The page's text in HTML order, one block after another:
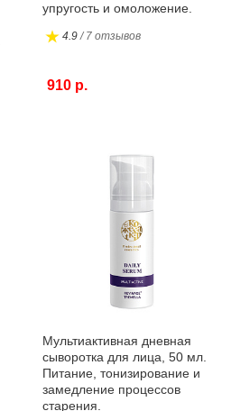
упругость и омоложение.
4.9/ 7 отзывов
910 р.
Мультиактивная дневная
сыворотка для лица, 50 мл.
Питание, тонизирование и
замедление процессов
старения.